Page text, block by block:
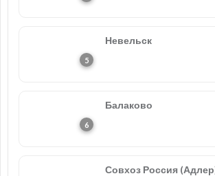
Невельск
Балаково
Совхоз Россия